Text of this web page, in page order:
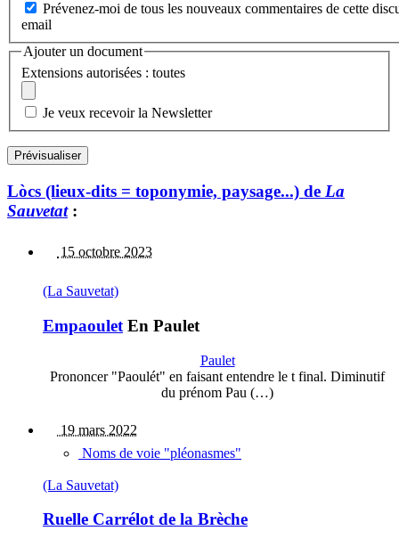
Prévenez-moi de tous les nouveaux commentaires de cette
email
Ajouter un document
Extensions autorisées : toutes
Je veux recevoir la Newsletter
Lòcs (lieux-dits = toponymie, paysage...) de La
Sauvetat:
15 octobre 2023
(La Sauvetat)
Empaoulet En Paulet
Paulet
Prononcer "Paoulét" en faisant entendre le t final. Diminutif
du prénom Pau (…)
19 mars 2022
Noms de voie "pléonasmes"
(La Sauvetat)
Ruelle Carrélot de la Brèche